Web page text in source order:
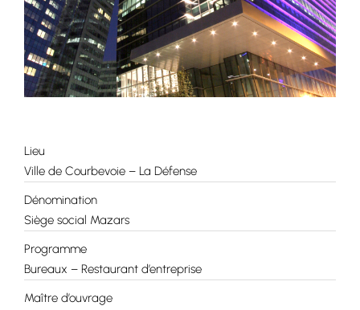
Lieu
Ville de Courbevoie – La Défense
Dénomination
Siège social Mazars
Programme
Bureaux – Restaurant d’entreprise
Maître d’ouvrage